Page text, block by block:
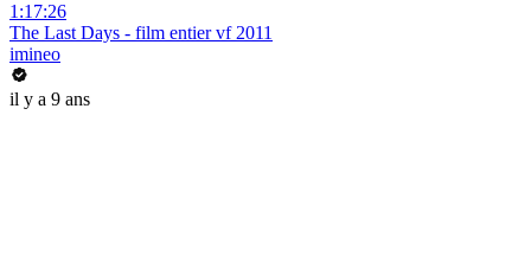
1:17:26
The Last Days - film entier vf 2011
imineo
il y a 9 ans